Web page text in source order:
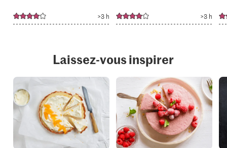
>3 h >3 h
Laissez-vous inspirer